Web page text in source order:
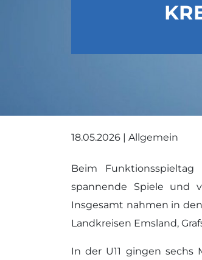
18.05.2026 | Allgemein
Beim Funktionsspieltag
spannende Spiele und
Insgesamt nahmen in
Landkreisen Emsland,
In der U11 gingen sechs